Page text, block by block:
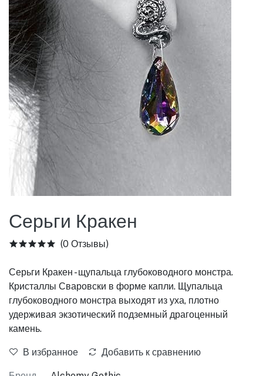
Серьги Кракен
(0 Отзывы)
Серьги Кракен - щупальца глубоководного монстра.
Кристаллы Сваровски в форме капли. Щупальца
глубоководного монстра выходят из уха, плотно
удерживая экзотический подземный драгоценный
камень.
В избранное Добавить к сравнению